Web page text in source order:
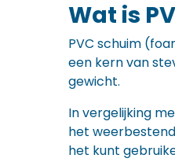
Wat is
PVC schuim
een kern van
gewicht.
In vergelijking
het
het kunt